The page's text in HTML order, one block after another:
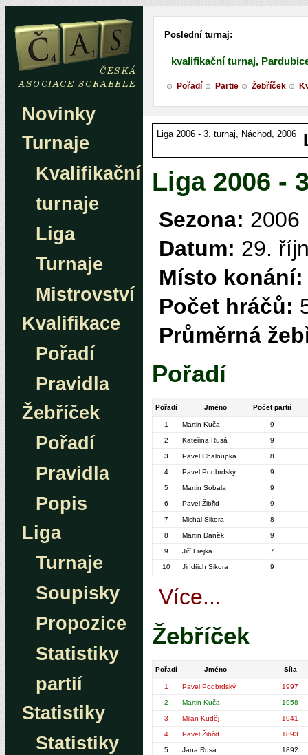
Novinky
Turnaje
Kvalifikační
turnaje
Liga
Turnaje
Mistrovství
Kvalifikace
Pořadí
Pravidla
Žebříček
Pořadí
Pravidla
Popis
Liga
Turnaje
Soupisky
Propozice
Statistiky
partií
Statistiky
Statistiky
Poslední turnaj:
kvalifikační turnaj,
Pořadí Partie Žebříček
Liga 2006 - 3. turnaj, Náchod, 2006
Liga 2006 -
Sezona: 2006
Datum: 29.
Místo konání:
Počet hráčů:
Průměrná
Pořadí
Pořadí Jméno Počet partií
1 Martin Kuča 9
2 Kateřina Rusá 9
3 Pavel Chaloupka 8
4 Pavel Podbrdský 9
5 Martin Sobala 9
6 Pavel Žibřid 9
7 Michal Sikora 8
8 Martin Daněk 9
9 Jiří Frejka 7
10 Jindřich Sikora 9
Více...
Žebříček
Pořadí Jméno Síla
1 Pavel Podbrdský 1997
2 Martin Kuča 1958
3 Milan Kuděj 1941
4 Pavel Žibřid 1893
5 Jana Rusá 1892